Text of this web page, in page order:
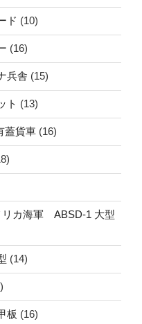
ド (10)
(16)
兵舎 (15)
ト (13)
蓋貨車 (16)
カ海軍 ABSD-1 大型
(14)
板 (16)